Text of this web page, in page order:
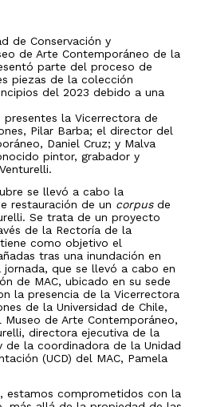
de Conservación y
de Arte Contemporáneo de la
parte del proceso de
piezas de la colección
del 2023 debido a una
presentes la Vicerrectora de
Pilar Barba; el director del
Daniel Cruz; y Malva
pintor, grabador y
se llevó a cabo la
restauración de un corpusde
Se trata de un proyecto
de la Rectoría de la
como objetivo el
tras una inundación en
que se llevó a cabo en
de MAC, ubicado en su sede
la presencia de la Vicerrectora
de la Universidad de Chile,
de Arte Contemporáneo,
directora ejecutiva de la
de la coordinadora de la Unidad
(UCD) del MAC, Pamela
estamos comprometidos con la